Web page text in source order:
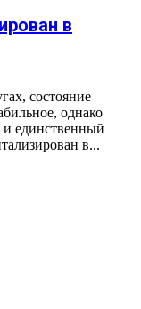
в
состояние
однако
единственный
в...